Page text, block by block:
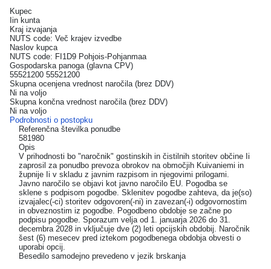
Kupec
Iin kunta
Kraj izvajanja
NUTS code: Več krajev izvedbe
Naslov kupca
NUTS code: FI1D9 Pohjois-Pohjanmaa
Gospodarska panoga (glavna CPV)
55521200 55521200
Skupna ocenjena vrednost naročila (brez DDV)
Ni na voljo
Skupna končna vrednost naročila (brez DDV)
Ni na voljo
Podrobnosti o postopku
Referenčna številka ponudbe
581980
Opis
V prihodnosti bo "naročnik" gostinskih in čistilnih storitev občine Ii
zaprosil za ponudbo prevoza obrokov na območjih Kuivaniemi in
župnije Ii v skladu z javnim razpisom in njegovimi prilogami.
Javno naročilo se objavi kot javno naročilo EU. Pogodba se
sklene s podpisom pogodbe. Sklenitev pogodbe zahteva, da je(so)
izvajalec(-ci) storitev odgovoren(-ni) in zavezan(-i) odgovornostim
in obveznostim iz pogodbe. Pogodbeno obdobje se začne po
podpisu pogodbe. Sporazum velja od 1. januarja 2026 do 31.
decembra 2028 in vključuje dve (2) leti opcijskih obdobij. Naročnik
šest (6) mesecev pred iztekom pogodbenega obdobja obvesti o
uporabi opcij.
Besedilo samodejno prevedeno v jezik brskanja